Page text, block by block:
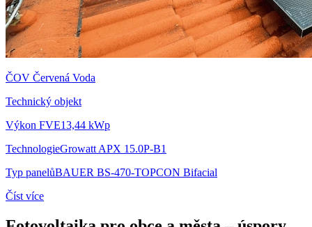
ČOV Červená Voda
Technický objekt
Výkon FVE13,44 kWp
TechnologieGrowatt APX 15.0P-B1
Typ panelůBAUER BS-470-TOPCON Bifacial
Číst více